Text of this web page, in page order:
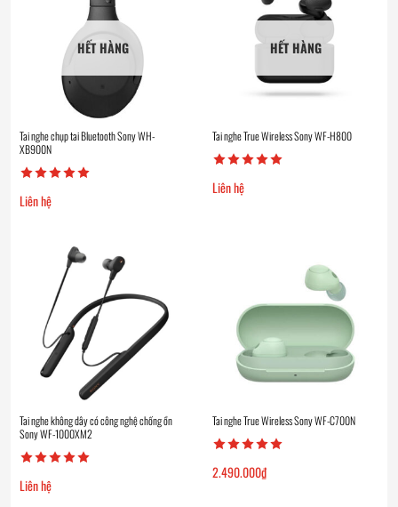
HẾT HÀNG
Tai nghe chụp tai Bluetooth Sony WH-
XB900N
Liên hệ
HẾT HÀNG
Tai nghe True Wireless Sony WF-H800
Liên hệ
Tai nghe không dây có công nghệ chống ồn
Sony WF-1000XM2
Liên hệ
Tai nghe True Wireless Sony WF-C700N
2.490.000₫